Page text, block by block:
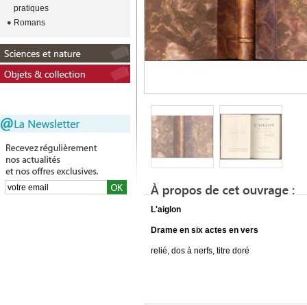
L'aiglon
Drame en six actes en vers
relié, dos à nerfs, titre doré
pratiques
Romans